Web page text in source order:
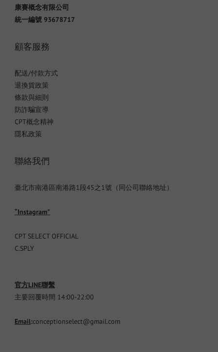
康賽概念有限公司
統一編號 93678717
顧客服務
配送/付款方式
退換貨政策
條款與細則
防詐騙宣導
CPT概念精神
隱私政策
聯絡我們
臺北市南港區南港路1段45之1號（同公司聯絡地址）
“Instagram"
CPT SELECT OFFICIAL
C.SPLY
官方LINE聯繫
主要回覆時間 14:00-22:00
Email:conceptionselect@gmail.com